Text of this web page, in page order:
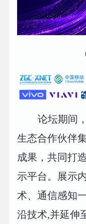
论坛期间
生态合作伙伴
成果，共同打
示平台。展示
术、通信感知
沿技术,并延伸